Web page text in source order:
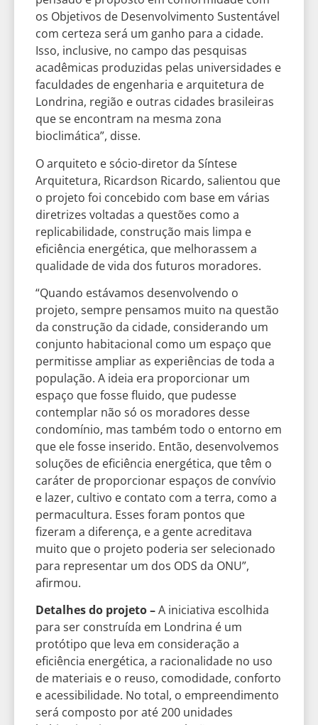
os Objetivos de Desenvolvimento Sustentável
com certeza será um ganho para a cidade.
Isso, inclusive, no campo das pesquisas
acadêmicas produzidas pelas universidades e
faculdades de engenharia e arquitetura de
Londrina, região e outras cidades brasileiras
que se encontram na mesma zona
bioclimática”, disse.
O arquiteto e sócio-diretor da Síntese
Arquitetura, Ricardson Ricardo, salientou que
o projeto foi concebido com base em várias
diretrizes voltadas a questões como a
replicabilidade, construção mais limpa e
eficiência energética, que melhorassem a
qualidade de vida dos futuros moradores.
“Quando estávamos desenvolvendo o
projeto, sempre pensamos muito na questão
da construção da cidade, considerando um
conjunto habitacional como um espaço que
permitisse ampliar as experiências de toda a
população. A ideia era proporcionar um
espaço que fosse fluido, que pudesse
contemplar não só os moradores desse
condomínio, mas também todo o entorno em
que ele fosse inserido. Então, desenvolvemos
soluções de eficiência energética, que têm o
caráter de proporcionar espaços de convívio
e lazer, cultivo e contato com a terra, como a
permacultura. Esses foram pontos que
fizeram a diferença, e a gente acreditava
muito que o projeto poderia ser selecionado
para representar um dos ODS da ONU”,
afirmou.
Detalhes do projeto –A iniciativa escolhida
para ser construída em Londrina é um
protótipo que leva em consideração a
eficiência energética, a racionalidade no uso
de materiais e o reuso, comodidade, conforto
e acessibilidade. No total, o empreendimento
será composto por até 200 unidades